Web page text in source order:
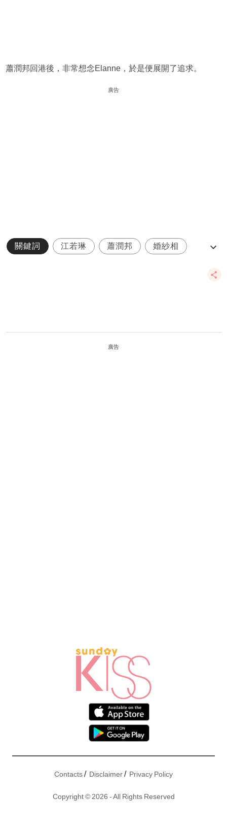
蕭潤邦回港後，非常想念Elanne，於是便展開了追求。
廣告
關鍵詞 江若琳 蕭潤邦 婚紗相
廣告
Contacts/ Disclaimer/ Privacy Policy
Copyright © 2026 - All Rights Reserved